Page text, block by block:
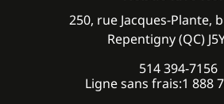
250, rue Jacques-Plante,
Repentigny (QC)
514 394-7156
Ligne sans frais:1 888